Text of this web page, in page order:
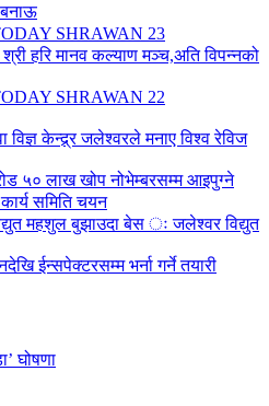
SHRAWAN 23
हरि मानव कल्याण मञ्च,अति विपन्नको
SHRAWAN 22
केन्द्र्र जलेश्वरले मनाए विश्व रेविज
५० लाख खोप नोभेम्बरसम्म आइपुग्ने
समिति चयन
महशुल बुझाउदा बेस ः जलेश्वर विद्युत
ईन्सपेक्टरसम्म भर्ना गर्ने तयारी
घोषणा